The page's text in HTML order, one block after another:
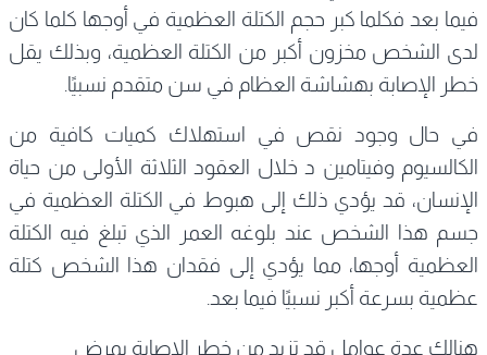
فيما بعد فكلما كبر حجم الكتلة العظمية في أوجها كلما كان
لدى الشخص مخزون أكبر من الكتلة العظمية، وبذلك يقل
خطر الإصابة بهشاشة العظام في سن متقدم نسبيًا.
في حال وجود نقص في استهلاك كميات كافية من
الكالسيوم وفيتامين د خلال العقود الثلاثة الأولى من حياة
الإنسان، قد يؤدي ذلك إلى هبوط في الكتلة العظمية في
جسم هذا الشخص عند بلوغه العمر الذي تبلغ فيه الكتلة
العظمية أوجها، مما يؤدي إلى فقدان هذا الشخص كتلة
عظمية بسرعة أكبر نسبيًا فيما بعد.
هنالك عدة عوامل قد تزيد من خطر الإصابة بمرض